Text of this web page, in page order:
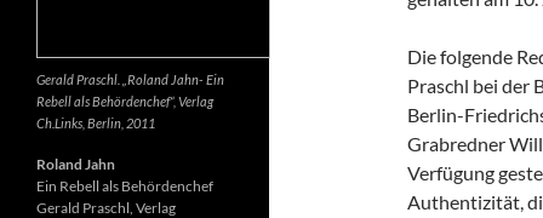
Die folgende
Praschl bei der
Berlin-
Grabredner
Verfügung
Authentizität,
Gerald Praschl. „Roland Jahn- Ein
Rebell als Behördenchef“, Verlag
Ch.Links, Berlin, 2011
Roland Jahn
Ein Rebell als Behördenchef
Gerald Praschl, Verlag